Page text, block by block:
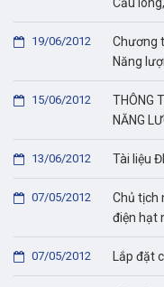
Chương
Năng
19/06/2012
THÔNG
NĂNG
15/06/2012
Tài liệu
13/06/2012
Chủ tịch
điện hạt
07/05/2012
Lắp đặt
07/05/2012